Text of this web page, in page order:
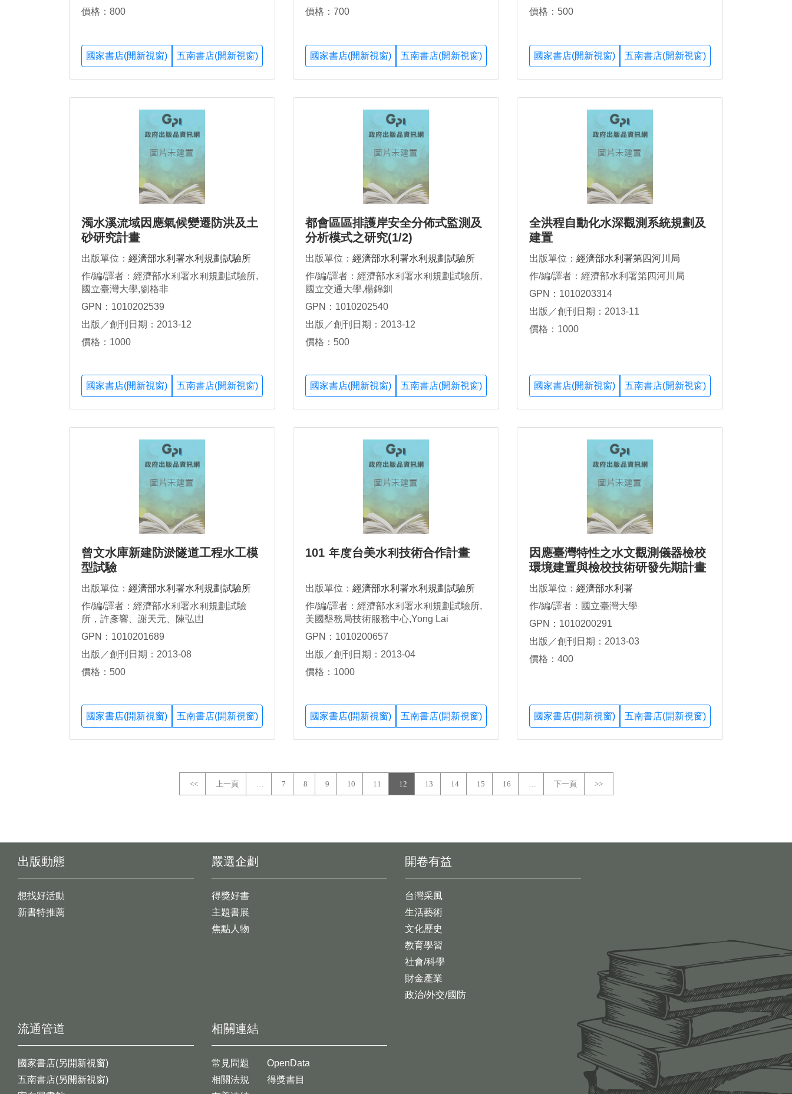
價格：800
國家書店(開新視窗) 五南書店(開新視窗)
價格：700
國家書店(開新視窗) 五南書店(開新視窗)
價格：500
國家書店(開新視窗) 五南書店(開新視窗)
濁水溪流域因應氣候變遷防洪及土
砂研究計畫
出版單位： 經濟部水利署水利規劃試驗所
作/編/譯者：經濟部水利署水利規劃試驗所,
國立臺灣大學,劉格非
GPN：1010202539
出版／創刊日期：2013-12
價格：1000
國家書店(開新視窗) 五南書店(開新視窗)
都會區區排護岸安全分佈式監測及
分析模式之研究(1/2)
出版單位： 經濟部水利署水利規劃試驗所
作/編/譯者：經濟部水利署水利規劃試驗所,
國立交通大學,楊錦釧
GPN：1010202540
出版／創刊日期：2013-12
價格：500
國家書店(開新視窗) 五南書店(開新視窗)
全洪程自動化水深觀測系統規劃及
建置
出版單位： 經濟部水利署第四河川局
作/編/譯者：經濟部水利署第四河川局
GPN：1010203314
出版／創刊日期：2013-11
價格：1000
國家書店(開新視窗) 五南書店(開新視窗)
曾文水庫新建防淤隧道工程水工模
型試驗
出版單位： 經濟部水利署水利規劃試驗所
作/編/譯者：經濟部水利署水利規劃試驗
所，許彥響、謝天元、陳弘凷
GPN：1010201689
出版／創刊日期：2013-08
價格：500
國家書店(開新視窗) 五南書店(開新視窗)
101 年度台美水利技術合作計畫
出版單位： 經濟部水利署水利規劃試驗所
作/編/譯者：經濟部水利署水利規劃試驗所,
美國墾務局技術服務中心,Yong Lai
GPN：1010200657
出版／創刊日期：2013-04
價格：1000
國家書店(開新視窗) 五南書店(開新視窗)
因應臺灣特性之水文觀測儀器檢校
環境建置與檢校技術研發先期計畫
出版單位： 經濟部水利署
作/編/譯者：國立臺灣大學
GPN：1010200291
出版／創刊日期：2013-03
價格：400
國家書店(開新視窗) 五南書店(開新視窗)
<< 上一頁 7 8 9 10 11 12 13 14 15 16 下一頁 >>
出版動態
想找好活動
新書特推薦
開卷有益
台灣采風
生活藝術
文化歷史
教育學習
社會/科學
財金產業
政治/外交/國防
嚴選企劃
得獎好書
主題書展
焦點人物
流通管道
國家書店(另開新視窗)
五南書店(另開新視窗)
相關連結
常見問題
相關法規
OpenData
得獎書目